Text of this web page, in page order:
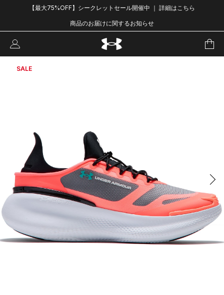
【最大75%OFF】シークレットセール開催中 ｜ 詳細はこちら
商品のお届けに関するお知らせ
SALE